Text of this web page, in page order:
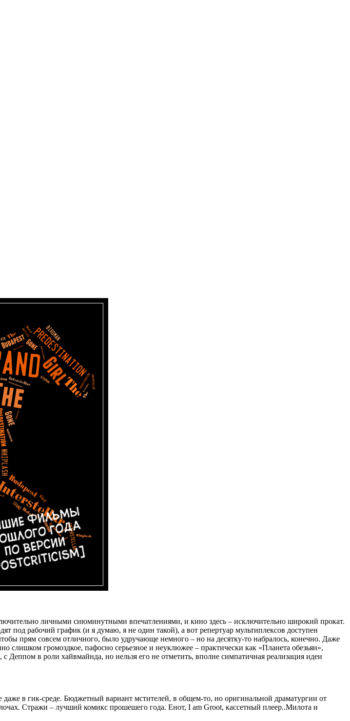
личными сиюминутными впечатлениями, и кино здесь – исключительно широкий прокат.
под рабочий график (и я думаю, я не один такой), а вот репертуар мультиплексов доступен
прям совсем отличного, было удручающе немного – но на десятку-то набралось, конечно. Даже
слишком громоздкое, пафосно серьезное и неуклюжее – практически как «Планета обезьян»,
Деппом в роли хайвмайнда, но нельзя его не отметить, вполне симпатичная реализация идеи
в гик-среде. Бюджетный вариант мстителей, в общем-то, но оригинальной драматургии от
Стражи – лучший комикс прошешего года. Енот, I am Groot, кассетный плеер..Милота и